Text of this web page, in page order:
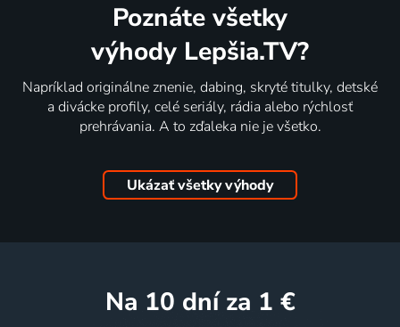
Poznáte všetky
výhody Lepšia.TV?
Napríklad originálne znenie, dabing, skryté titulky, detské
a divácke profily, celé seriály, rádia alebo rýchlosť
prehrávania. A to zďaleka nie je všetko.
Ukázať všetky výhody
na 10 dní za 1 €